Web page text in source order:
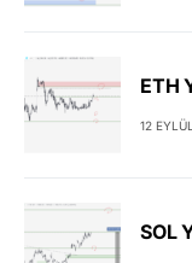
ETH
12
SOL